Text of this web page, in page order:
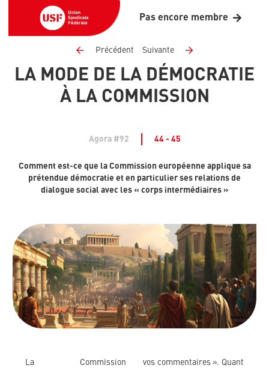
Pas encore membre
Précédent Suivante
LA MODE DE LA DÉMOCRATIE
À LA COMMISSION
Agora #92 44 - 45
Comment est-ce que la Commission européenne applique sa
prétendue démocratie et en particulier ses relations de
dialogue social avec les « corps intermédiaires »
La Commission
vos commentaires ». Quant